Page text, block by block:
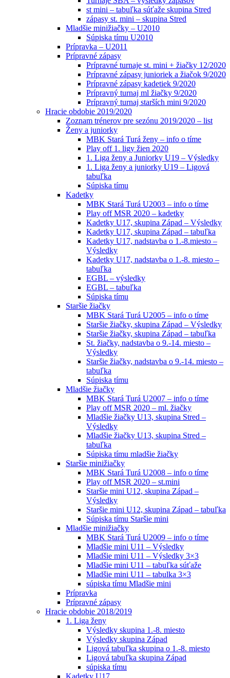
st mini – tabuľka súťaže skupina Stred
zápasy st. mini – skupina Stred
Mladšie minižiačky – U2010
Súpiska tímu U2010
Prípravka – U2011
Prípravné zápasy
Prípravné turnaje st. mini + žiačky 12/2020
Prípravné zápasy junioriek a žiačok 9/2020
Prípravné zápasy kadetiek 9/2020
Prípravný turnaj ml žiačky 9/2020
Prípravný turnaj starších mini 9/2020
Hracie obdobie 2019/2020
Zoznam trénerov pre sezónu 2019/2020 – list
Ženy a juniorky
MBK Stará Turá ženy – info o tíme
Play off 1. ligy žien 2020
1. Liga ženy a Juniorky U19 – Výsledky
1. Liga ženy a juniorky U19 – Ligová
tabuľka
Súpiska tímu
Kadetky
MBK Stará Turá U2003 – info o tíme
Play off MSR 2020 – kadetky
Kadetky U17, skupina Západ – Výsledky
Kadetky U17, skupina Západ – tabuľka
Kadetky U17, nadstavba o 1.-8.miesto –
Výsledky
Kadetky U17, nadstavba o 1.-8. miesto –
tabuľka
EGBL – výsledky
EGBL – tabuľka
Súpiska tímu
Staršie žiačky
MBK Stará Turá U2005 – info o tíme
Staršie žiačky, skupina Západ – Výsledky
Staršie žiačky, skupina Západ – tabuľka
St. žiačky, nadstavba o 9.-14. miesto –
Výsledky
Staršie žiačky, nadstavba o 9.-14. miesto –
tabuľka
Súpiska tímu
Mladšie žiačky
MBK Stará Turá U2007 – info o tíme
Play off MSR 2020 – ml. žiačky
Mladšie žiačky U13, skupina Stred –
Výsledky
Mladšie žiačky U13, skupina Stred –
tabuľka
Súpiska tímu mladšie žiačky
Staršie minižiačky
MBK Stará Turá U2008 – info o tíme
Play off MSR 2020 – st.mini
Staršie mini U12, skupina Západ –
Výsledky
Staršie mini U12, skupina Západ – tabuľka
Súpiska tímu Staršie mini
Mladšie minižiačky
MBK Stará Turá U2009 – info o tíme
Mladšie mini U11 – Výsledky
Mladšie mini U11 – Výsledky 3×3
Mladšie mini U11 – tabuľka súťaže
Mladšie mini U11 – tabulka 3×3
súpiska tímu Mladšie mini
Prípravka
Prípravné zápasy
Hracie obdobie 2018/2019
1. Liga ženy
Výsledky skupina 1.-8. miesto
Výsledky skupina Západ
Ligová tabuľka skupina o 1.-8. miesto
Ligová tabuľka skupina Západ
súpiska tímu
Kadetky U17